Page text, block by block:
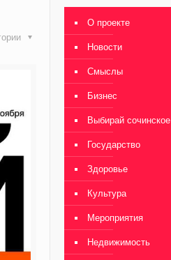
О проекте
Новости
Смыслы
Бизнес
Выбирай сочинское
Государство
Здоровье
Культура
Мероприятия
Недвижимость